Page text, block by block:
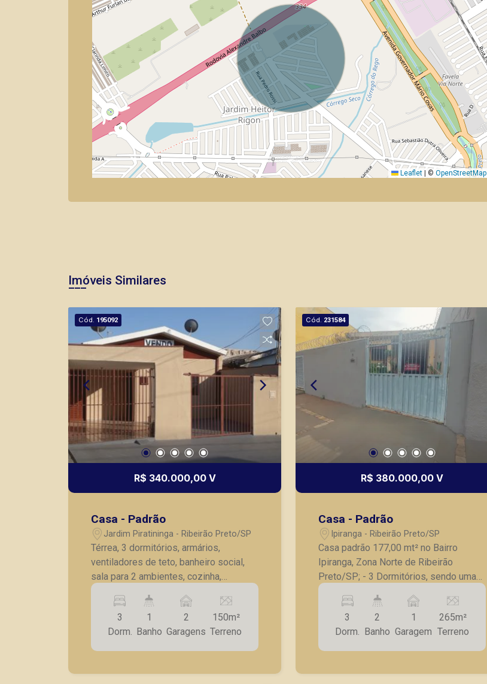
Leaflet © OpenStreetMap
Imóveis Similares
Cód. 195092
R$ 340.000,00 V
Casa - Padrão
Jardim Piratininga - Ribeirão Preto/SP
Térrea, 3 dormitórios, armários,
ventiladores de teto, banheiro social,
sala para 2 ambientes, cozinha,
lavanderia, despensa, canil, quintal, 2
vagas de garagens.
3
Dorm.
1
Banho
2
Garagens
150m²
Terreno
Cód. 231584
R$ 380.000,00 V
Casa - Padrão
Ipiranga - Ribeirão Preto/SP
Casa padrão 177,00 mt² no Bairro
Ipiranga, Zona Norte de Ribeirão
Preto/SP; - 3 Dormitórios, sendo uma
edicula com suíte; - 2 Salas; - Cozinha
com armários; - Quintal; - 1 Vaga de
garagem; A Piramid tem como objetivo
atender seus clientes com agilidade e
segurança, em locação, vendas de
nos principais lançamentos da cidade
3
Dorm.
2
Banho
1
Garagem
265m²
Terreno